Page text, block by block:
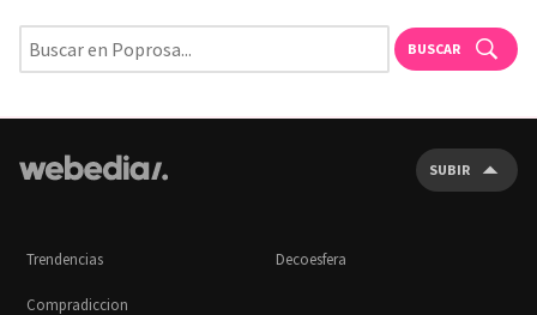
BUSCAR
SUBIR
Trendencias Decoesfera
Compradiccion